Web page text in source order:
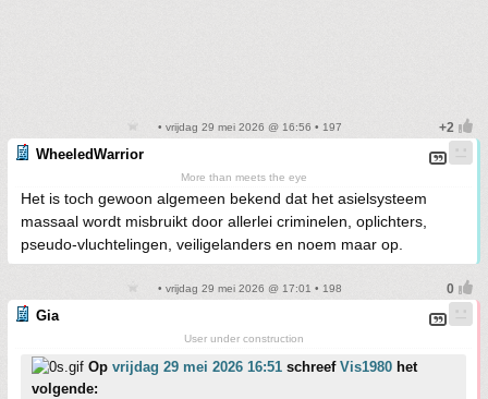
• vrijdag 29 mei 2026 @ 16:56 • 197
WheeledWarrior
More than meets the eye
Het is toch gewoon algemeen bekend dat het asielsysteem
massaal wordt misbruikt door allerlei criminelen, oplichters,
pseudo-vluchtelingen, veiligelanders en noem maar op.
• vrijdag 29 mei 2026 @ 17:01 • 198
Gia
User under construction
Op vrijdag 29 mei 2026 16:51 schreef Vis1980 het
volgende: